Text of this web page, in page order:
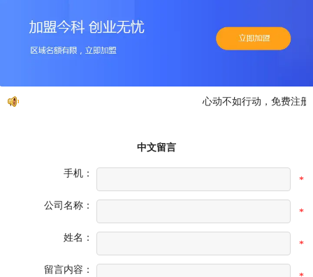
心动不如行动，免费注册
中文留言
手机：
*
公司名称：
*
姓名：
*
留言内容：